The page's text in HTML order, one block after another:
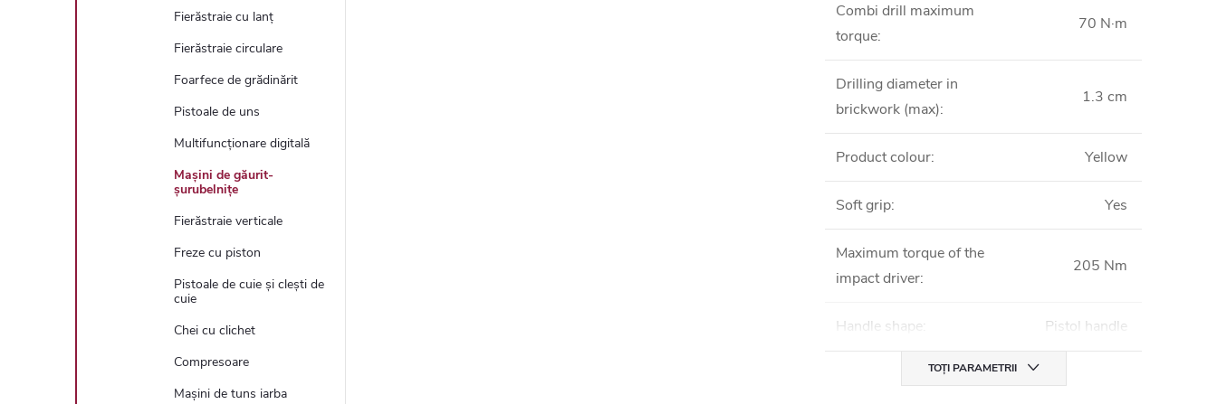
Fierăstraie cu lanț
Fierăstraie circulare
Foarfece de grădinărit
Pistoale de uns
Multifuncționare digitală
Mașini de găurit-
șurubelnițe
Fierăstraie verticale
Freze cu piston
Pistoale de cuie și clești de
cuie
Chei cu clichet
Compresoare
Mașini de tuns iarba
Combi drill maximum
torque:
70 N·m
Drilling diameter in
brickwork (max):
1.3 cm
Product colour: Yellow
Soft grip: Yes
Maximum torque of the
impact driver:
205 Nm
Handle shape: Pistol handle
TOȚI PARAMETRII